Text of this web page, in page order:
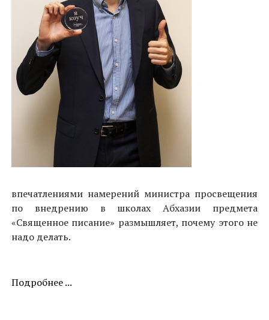
впечатлениями намерений министра просвещения
по внедрению в школах Абхазии предмета
«Священное писание» размышляет, почему этого не
надо делать.
Подробнее ...